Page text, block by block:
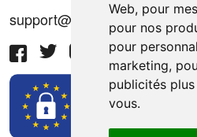
Web, pour
pour nos
pour
marketing,
publicités
vous.
support@hiringnotes.com